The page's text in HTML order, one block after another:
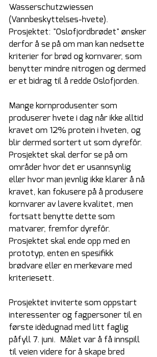
Wasserschutzwiessen
(Vannbeskyttelses-hvete).
Prosjektet: "Oslofjordbrødet" ønsker
derfor å se på om man kan nedsette
kriterier for brød og kornvarer, som
benytter mindre nitrogen og dermed
er et bidrag til å redde Oslofjorden.
Mange kornprodusenter som
produserer hvete i dag når ikke alltid
kravet om 12% protein i hveten, og
blir dermed sortert ut som dyrefôr.
Prosjektet skal derfor se på om
områder hvor det er usannsynlig
eller hvor man jevnlig ikke klarer å nå
kravet, kan fokusere på å produsere
kornvarer av lavere kvalitet, men
fortsatt benytte dette som
matvarer, fremfor dyrefôr.
Prosjektet skal ende opp med en
prototyp, enten en spesifikk
brødvare eller en merkevare med
kriteriesett.
Prosjektet inviterte som oppstart
interessenter og fagpersoner til en
første idèdugnad med litt faglig
påfyll 7. juni.  Målet var å få innspill
til veien videre for å skape bred